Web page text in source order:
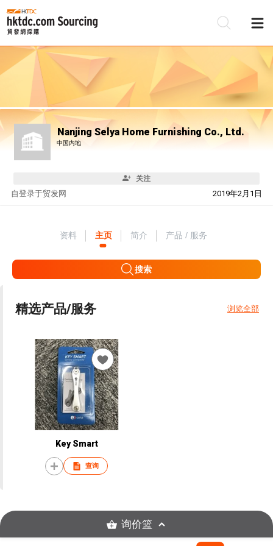
Nanjing Selya Home Furnishing Co., Ltd.
中国内地
关注
自 2019年2月1日
登录于贸发网
资料 主页 简介 产品 / 服务
搜索
精选产品/服务 浏览全部
Key Smart
查询
询价篮